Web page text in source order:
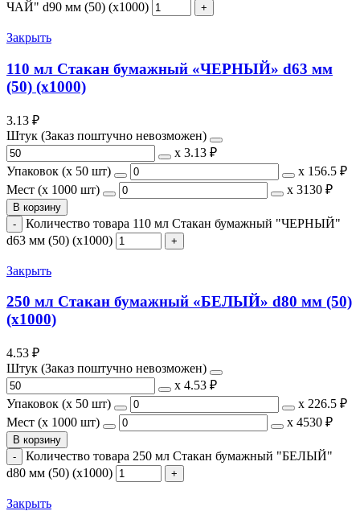
ЧАЙ" d90 мм (50) (х1000)
Закрыть
110 мл Стакан бумажный «ЧЕРНЫЙ» d63 мм
(50) (х1000)
3.13 ₽
Штук (Заказ поштучно невозможен)
х 3.13 ₽
Упаковок (x 50 шт)
х 156.5 ₽
Мест (x 1000 шт)
х 3130 ₽
В корзину
Количество товара 110 мл Стакан бумажный "ЧЕРНЫЙ"
d63 мм (50) (х1000)
Закрыть
250 мл Стакан бумажный «БЕЛЫЙ» d80 мм (50)
(х1000)
4.53 ₽
Штук (Заказ поштучно невозможен)
х 4.53 ₽
Упаковок (x 50 шт)
х 226.5 ₽
Мест (x 1000 шт)
х 4530 ₽
В корзину
Количество товара 250 мл Стакан бумажный "БЕЛЫЙ"
d80 мм (50) (х1000)
Закрыть